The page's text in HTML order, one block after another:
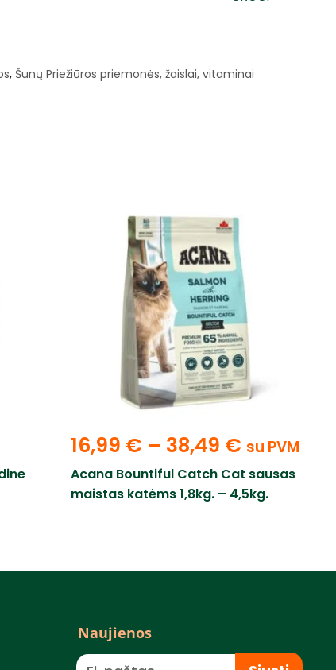
, Šunų Priežiūros priemonės, žaislai, vitaminai
16,99 € – 38,49 € su PVM
Acana Bountiful Catch Cat sausas
maistas katėms 1,8kg. – 4,5kg.
Naujienos